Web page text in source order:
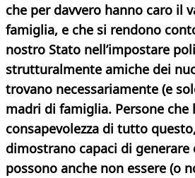
che per davvero hanno caro il
famiglia, e che si rendono
nostro Stato nell’impostare
strutturalmente amiche dei
trovano necessariamente (e
madri di famiglia. Persone che
consapevolezza di tutto
dimostrano capaci di generare
possono anche non essere (o